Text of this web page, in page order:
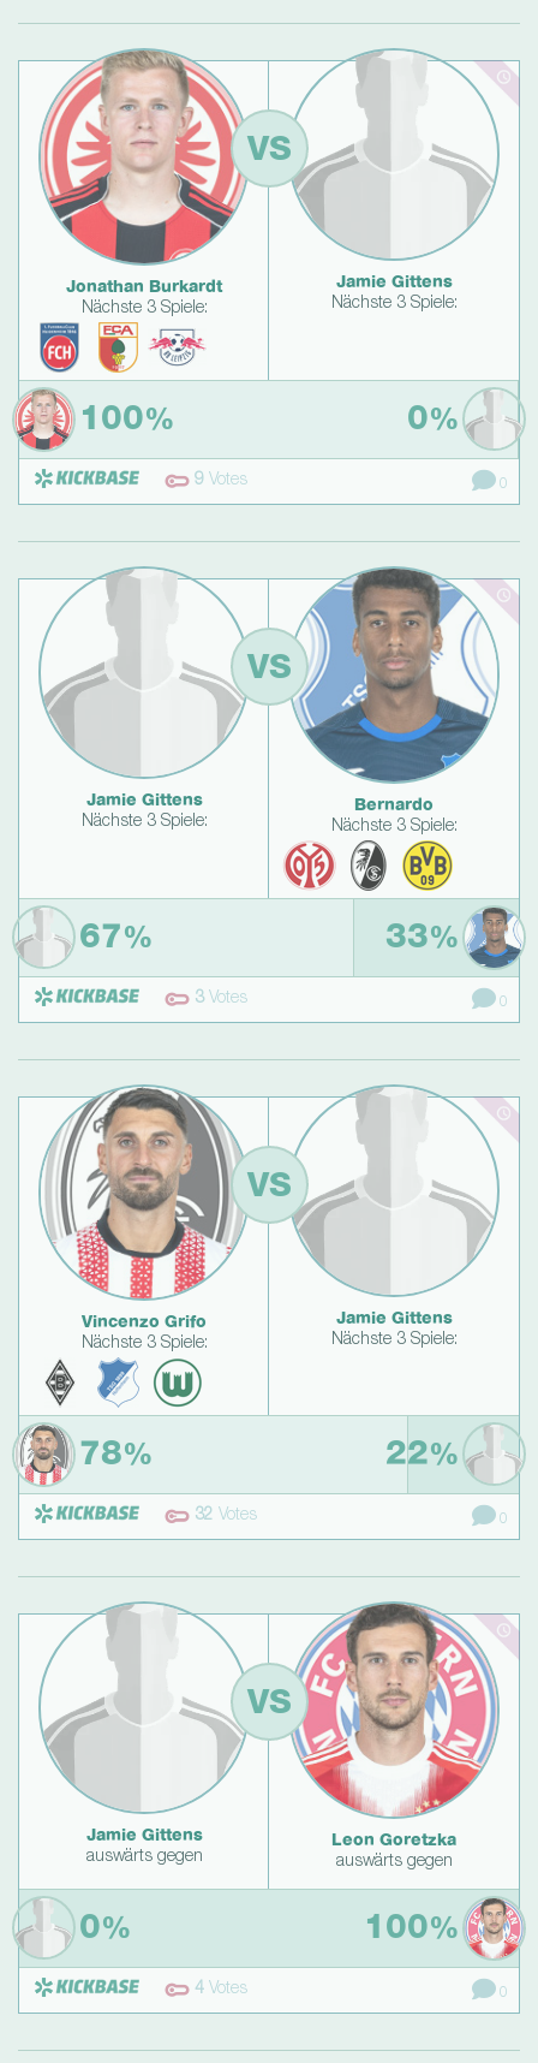
Jonathan Burkardt
Nächste 3 Spiele:
VS
Jamie Gittens
Nächste 3 Spiele:
100% 0%
9 Votes 0
Jamie Gittens
Nächste 3 Spiele:
VS
Bernardo
Nächste 3 Spiele:
67% 33%
3Votes 0
Vincenzo Grifo
Nächste 3 Spiele:
VS
Jamie Gittens
Nächste 3 Spiele:
78% 22%
32 Votes 0
Jamie Gittens
auswärts gegen
VS
Leon Goretzka
auswärts gegen
0% 100%
4 Votes 0